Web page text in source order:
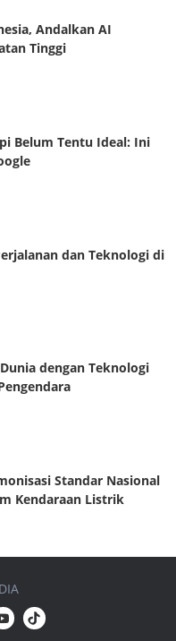
Andalkan AI
Tinggi
Belum Tentu Ideal: Ini
dan Teknologi di
dengan Teknologi
Standar Nasional
Kendaraan Listrik